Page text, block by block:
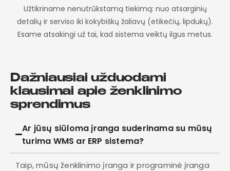
Užtikriname nenutrūkstamą tiekimą: nuo atsarginių
detalių ir serviso iki kokybiškų žaliavų (etikečių, lipdukų).
Esame atsakingi už tai, kad sistema veiktų ilgus metus.
Dažniausiai užduodami
klausimai apie ženklinimo
sprendimus
Ar jūsų siūloma įranga suderinama su mūsų
turima WMS ar ERP sistema?
Taip, mūsų ženklinimo įranga ir programinė įranga